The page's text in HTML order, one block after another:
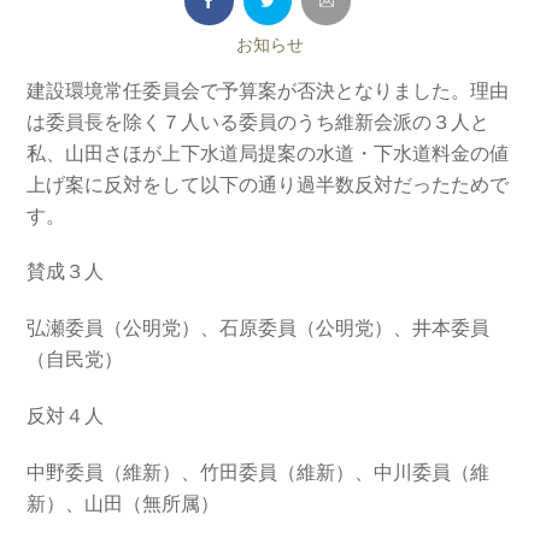
お知らせ
建設環境常任委員会で予算案が否決となりました。理由
は委員長を除く７人いる委員のうち維新会派の３人と
私、山田さほが上下水道局提案の水道・下水道料金の値
上げ案に反対をして以下の通り過半数反対だったためで
す。
賛成３人
弘瀬委員（公明党）、石原委員（公明党）、井本委員
（自民党）
反対４人
中野委員（維新）、竹田委員（維新）、中川委員（維
新）、山田（無所属）